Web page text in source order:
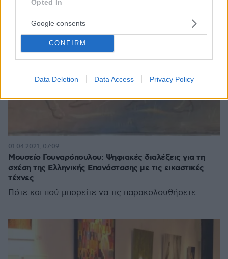
Opted In
Google consents
CONFIRM
Data Deletion Data Access Privacy Policy
Μουσείο Γουναρόπουλου: Ψηφιακές διαλέξεις για τη
σχέση της Ελληνικής Επανάστασης με τις εικαστικές
τέχνες
Πότε και πού μπορείτε να τις παρακολουθήσετε
01.04.2021, 07:09